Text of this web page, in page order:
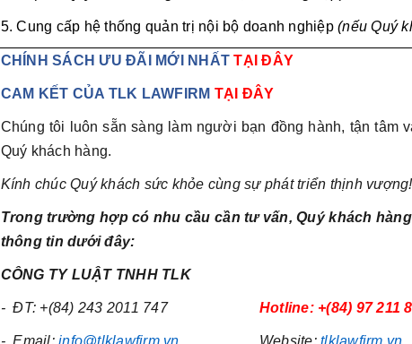
5. Cung cấp hệ thống quản trị nội bộ doanh nghiệp(nếu Quý
CHÍNH SÁCH ƯU ĐÃI MỚI NHẤTTẠI ĐÂY
CAM KẾT CỦA TLK LAWFIRM TẠI ĐÂY
Chúng tôi luôn sẵn sàng làm người bạn đồng hành, tận tâm
Quý khách hàng.
Kính chúc Quý khách sức khỏe cùng sự phát triển thịnh vượng!
Trong trường hợp có nhu cầu cần tư vấn, Quý khách
thông tin dưới đây:
CÔNG TY LUẬT TNHH TLK
- ĐT: +(84) 243 2011 747 Hotline: +(84) 97 211
- Email:info@tlklawfirm.vn Website:tlklawfirm.vn